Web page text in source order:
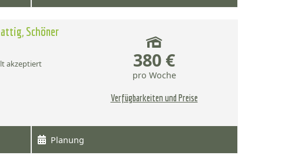
Schöner
akzeptiert
380 €
pro Woche
Verfügbarkeiten und Preise
Planung